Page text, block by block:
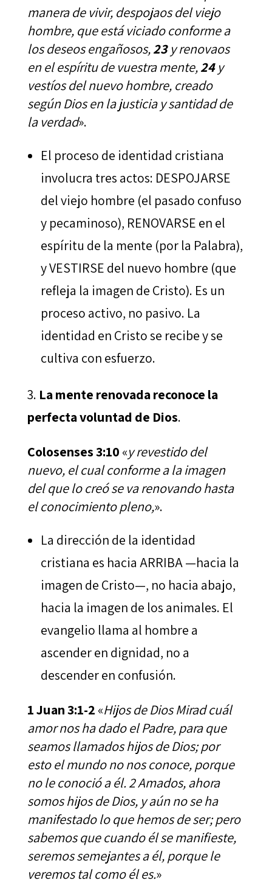
manera de vivir, despojaos del viejo
hombre, que está viciado conforme a
los deseos engañosos,23y renovaos
en el espíritu de vuestra mente,24y
vestíos del nuevo hombre, creado
según Dios en la justicia y santidad de
la verdad».
El proceso de identidad cristiana
involucra tres actos: DESPOJARSE
del viejo hombre (el pasado confuso
y pecaminoso), RENOVARSE en el
espíritu de la mente (por la Palabra),
y VESTIRSE del nuevo hombre (que
refleja la imagen de Cristo). Es un
proceso activo, no pasivo. La
identidad en Cristo se recibe y se
cultiva con esfuerzo.
La mente renovada reconoce la
perfecta voluntad de Dios.
Colosenses 3:10 «y revestido del
nuevo, el cual conforme a la imagen
del que lo creó se va renovando hasta
el conocimiento pleno,».
La dirección de la identidad
cristiana es hacia ARRIBA —hacia la
imagen de Cristo—, no hacia abajo,
hacia la imagen de los animales. El
evangelio llama al hombre a
ascender en dignidad, no a
descender en confusión.
1 Juan 3:1-2 «Hijos de Dios Mirad cuál
amor nos ha dado el Padre, para que
seamos llamados hijos de Dios; por
esto el mundo no nos conoce, porque
no le conoció a él. 2 Amados, ahora
somos hijos de Dios, y aún no se ha
manifestado lo que hemos de ser; pero
sabemos que cuando él se manifieste,
seremos semejantes a él, porque le
veremos tal como él es.»